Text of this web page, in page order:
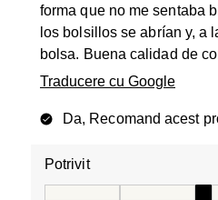
forma que no me sentaba
los bolsillos se abrían y, a
bolsa. Buena calidad de
Traducere cu Google
Da, Recomand acest
Potrivit